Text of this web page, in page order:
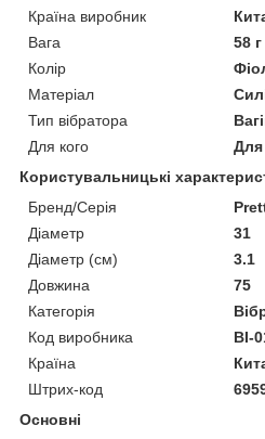
Країна виробник
Вага
58 г
Колір
Матеріал
Тип вібратора
Для кого
Для
Користувальницькі
Бренд/Серія
Діаметр
31
Діаметр (см)
3.1
Довжина
75
Категорія
Код виробника
BI-
Країна
Штрих-код
Основні